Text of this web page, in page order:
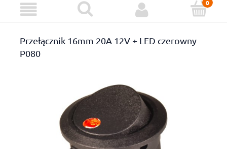
Przełącznik 16mm 20A 12V + LED czerowny
P080